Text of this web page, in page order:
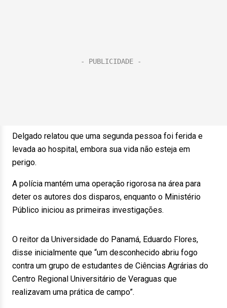
Delgado relatou que uma segunda pessoa foi ferida e
levada ao hospital, embora sua vida não esteja em
perigo.
A polícia mantém uma operação rigorosa na área para
deter os autores dos disparos, enquanto o Ministério
Público iniciou as primeiras investigações.
O reitor da Universidade do Panamá, Eduardo Flores,
disse inicialmente que “um desconhecido abriu fogo
contra um grupo de estudantes de Ciências Agrárias do
Centro Regional Universitário de Veraguas que
realizavam uma prática de campo”.